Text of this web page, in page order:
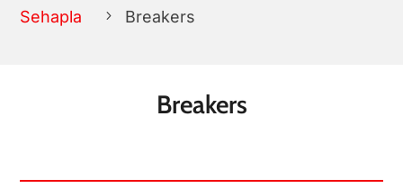
Sehapla 5 Breakers
Breakers